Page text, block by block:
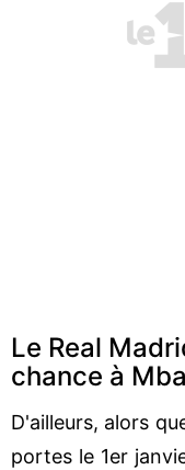
Le Real
chance à
D'ailleurs, alors
portes le 1er